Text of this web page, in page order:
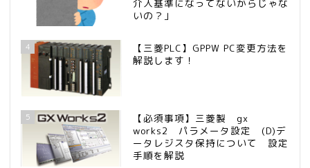
介入基準になってないからじゃな
いの？」
4
【三菱PLC】GPPW PC変更方法を
解説します！
5
【必須事項】三菱製 gx
works2 パラメータ設定 (D)デ
ータレジスタ保持について 設定
手順を解説